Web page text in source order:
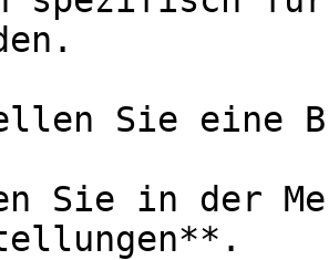
Sie eine
Sie in der